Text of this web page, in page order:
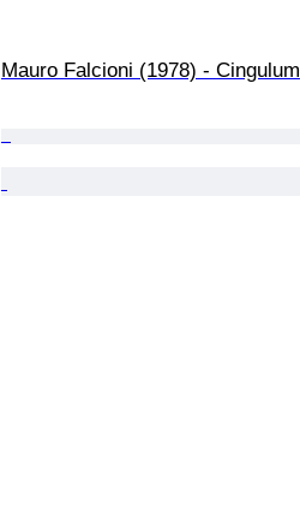
Mauro Falcioni (1978) - Cingulum